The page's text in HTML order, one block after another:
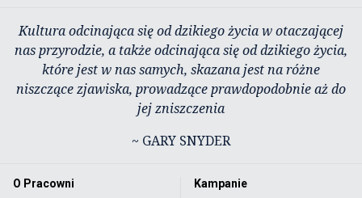
Kultura odcinająca się od dzikiego życia w otaczającej
nas przyrodzie, a także odcinająca się od dzikiego życia,
które jest w nas samych, skazana jest na różne
niszczące zjawiska, prowadzące prawdopodobnie aż do
jej zniszczenia
~ GARY SNYDER
O Pracowni
Kampanie